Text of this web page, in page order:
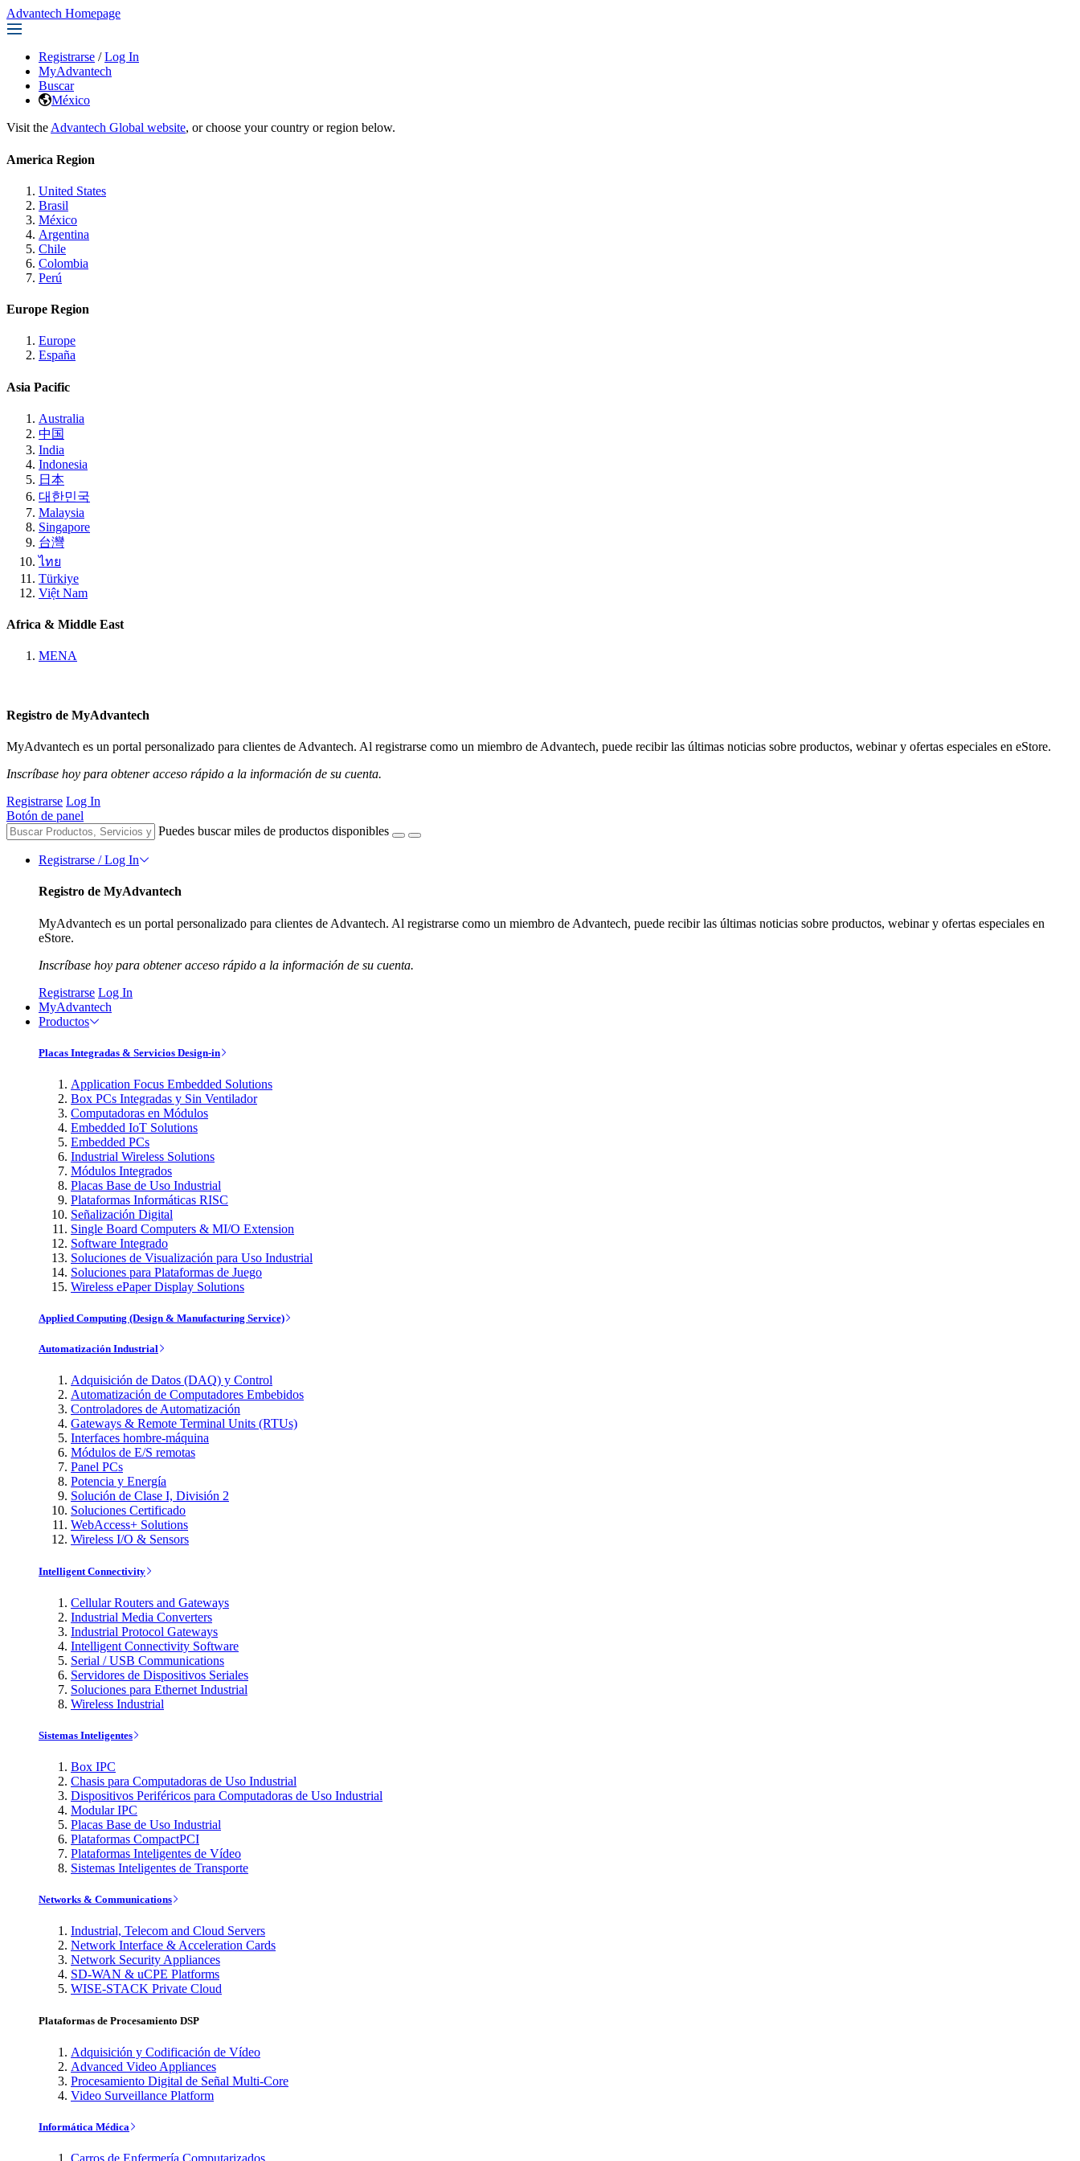
Advantech Homepage
Registrarse / Log In
MyAdvantech
Buscar
México
Visit the Advantech Global website, or choose your country or region below.
America Region
United States
Brasil
México
Argentina
Chile
Colombia
Perú
Europe Region
Europe
España
Asia Pacific
Australia
中国
India
Indonesia
日本
대한민국
Malaysia
Singapore
台灣
ไทย
Türkiye
Việt Nam
Africa & Middle East
MENA
Registro de MyAdvantech
MyAdvantech es un portal personalizado para clientes de Advantech. Al registrarse como un miembro de Advantech, puede recibir las últimas noticias sobre productos, webinar y ofertas especiales en eStore.
Inscríbase hoy para obtener acceso rápido a la información de su cuenta.
Registrarse Log In
Botón de panel
Puedes buscar miles de productos disponibles
Registrarse / Log In
Registro de MyAdvantech
MyAdvantech es un portal personalizado para clientes de Advantech. Al registrarse como un miembro de Advantech, puede recibir las últimas noticias sobre productos, webinar y ofertas especiales en
eStore.
Inscríbase hoy para obtener acceso rápido a la información de su cuenta.
Registrarse Log In
MyAdvantech
Productos
Placas Integradas & Servicios Design-in
Application Focus Embedded Solutions
Box PCs Integradas y Sin Ventilador
Computadoras en Módulos
Embedded IoT Solutions
Embedded PCs
Industrial Wireless Solutions
Módulos Integrados
Placas Base de Uso Industrial
Plataformas Informáticas RISC
Señalización Digital
Single Board Computers & MI/O Extension
Software Integrado
Soluciones de Visualización para Uso Industrial
Soluciones para Plataformas de Juego
Wireless ePaper Display Solutions
Applied Computing (Design & Manufacturing Service)
Automatización Industrial
Adquisición de Datos (DAQ) y Control
Automatización de Computadores Embebidos
Controladores de Automatización
Gateways & Remote Terminal Units (RTUs)
Interfaces hombre-máquina
Módulos de E/S remotas
Panel PCs
Potencia y Energía
Solución de Clase I, División 2
Soluciones Certificado
WebAccess+ Solutions
Wireless I/O & Sensors
Intelligent Connectivity
Cellular Routers and Gateways
Industrial Media Converters
Industrial Protocol Gateways
Intelligent Connectivity Software
Serial / USB Communications
Servidores de Dispositivos Seriales
Soluciones para Ethernet Industrial
Wireless Industrial
Sistemas Inteligentes
Box IPC
Chasis para Computadoras de Uso Industrial
Dispositivos Periféricos para Computadoras de Uso Industrial
Modular IPC
Placas Base de Uso Industrial
Plataformas CompactPCI
Plataformas Inteligentes de Vídeo
Sistemas Inteligentes de Transporte
Networks & Communications
Industrial, Telecom and Cloud Servers
Network Interface & Acceleration Cards
Network Security Appliances
SD-WAN & uCPE Platforms
WISE-STACK Private Cloud
Plataformas de Procesamiento DSP
Adquisición y Codificación de Vídeo
Advanced Video Appliances
Procesamiento Digital de Señal Multi-Core
Video Surveillance Platform
Informática Médica
Carros de Enfermería Computarizados